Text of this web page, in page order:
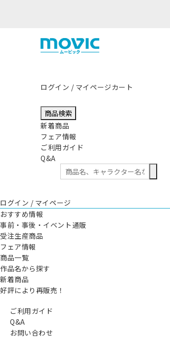
ログイン / マイページカート
商品検索
新着商品
フェア情報
ご利用ガイド
Q&A
ログイン / マイページ
おすすめ情報
事前・事後・イベント通販
受注生産商品
フェア情報
商品一覧
作品名から探す
新着商品
好評により再販売！
ご利用ガイド
Q&A
お問い合わせ